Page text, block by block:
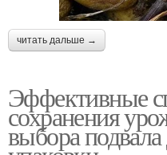
читать дальше →
Эффективные
сохранения
выбора